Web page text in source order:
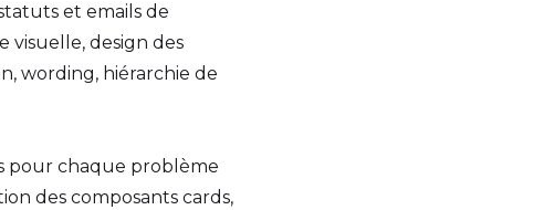
et emails de
visuelle, design des
wording, hiérarchie de
pour chaque problème
des composants cards,